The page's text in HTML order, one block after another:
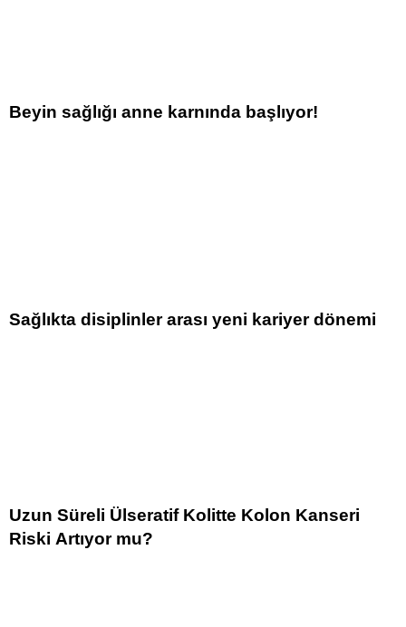
Beyin sağlığı anne karnında başlıyor!
Sağlıkta disiplinler arası yeni kariyer dönemi
Uzun Süreli Ülseratif Kolitte Kolon Kanseri
Riski Artıyor mu?